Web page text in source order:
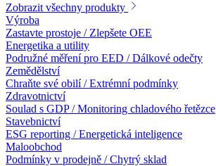
Zobrazit všechny produkty
Výroba
Zastavte prostoje / Zlepšete OEE
Energetika a utility
Podružné měření pro EED / Dálkové odečty
Zemědělství
Chraňte své obilí / Extrémní podmínky
Zdravotnictví
Soulad s GDP / Monitoring chladového řetězce
Stavebnictví
ESG reporting / Energetická inteligence
Maloobchod
Podmínky v prodejně / Chytrý sklad